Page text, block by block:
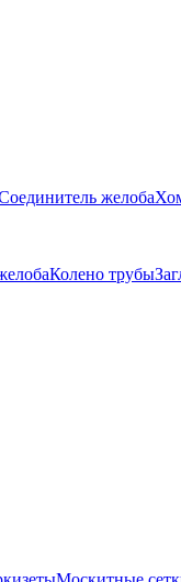
желоба
Колено трубы